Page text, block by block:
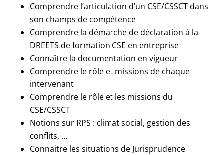
Comprendre l’articulation d’un CSE/CSSCT dans
son champs de compétence
Comprendre la démarche de déclaration à la
DREETS de formation CSE en entreprise
Connaître la documentation en vigueur
Comprendre le rôle et missions de chaque
intervenant
Comprendre le rôle et les missions du
CSE/CSSCT
Notions sur RPS : climat social, gestion des
conflits, …
Connaitre les situations de Jurisprudence